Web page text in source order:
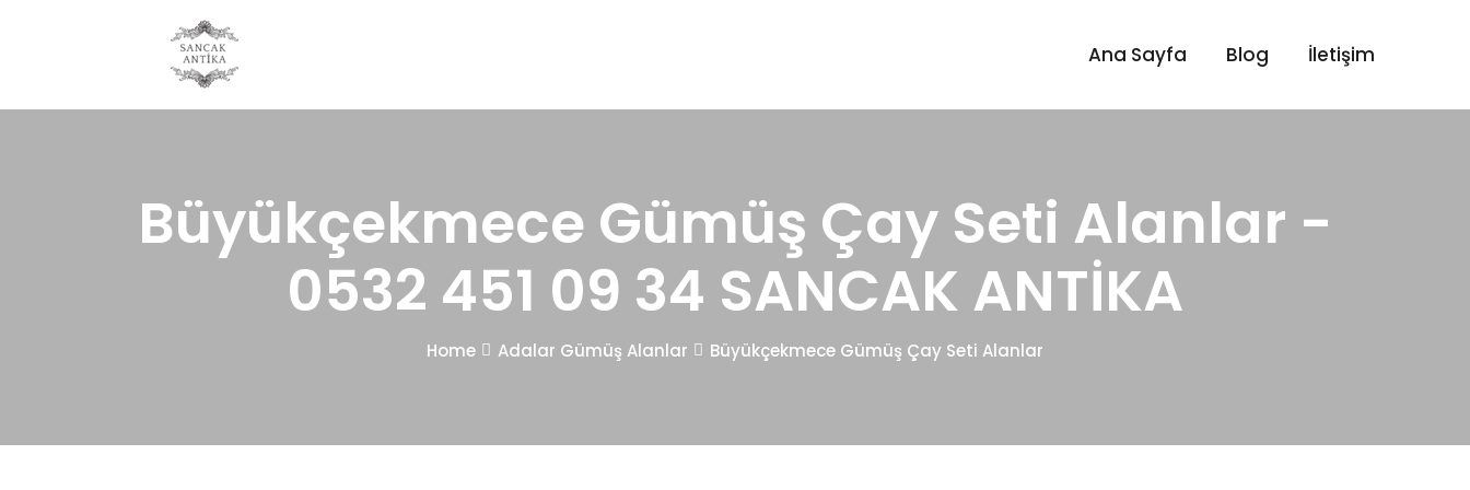
Ana Sayfa Blog İletişim
Büyükçekmece Gümüş Çay Seti Alanlar -
0532 451 09 34 SANCAK ANTİKA
Home Adalar Gümüş Alanlar Büyükçekmece Gümüş Çay Seti Alanlar